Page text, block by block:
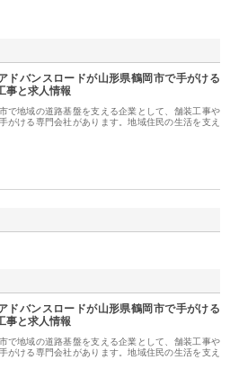
ドバンスロードが山形県鶴岡市で手がける
事と求人情報
で地域の道路基盤を支える企業として、舗装工事や
がける専門会社があります。地域住民の生活を支え
ドバンスロードが山形県鶴岡市で手がける
事と求人情報
で地域の道路基盤を支える企業として、舗装工事や
がける専門会社があります。地域住民の生活を支え